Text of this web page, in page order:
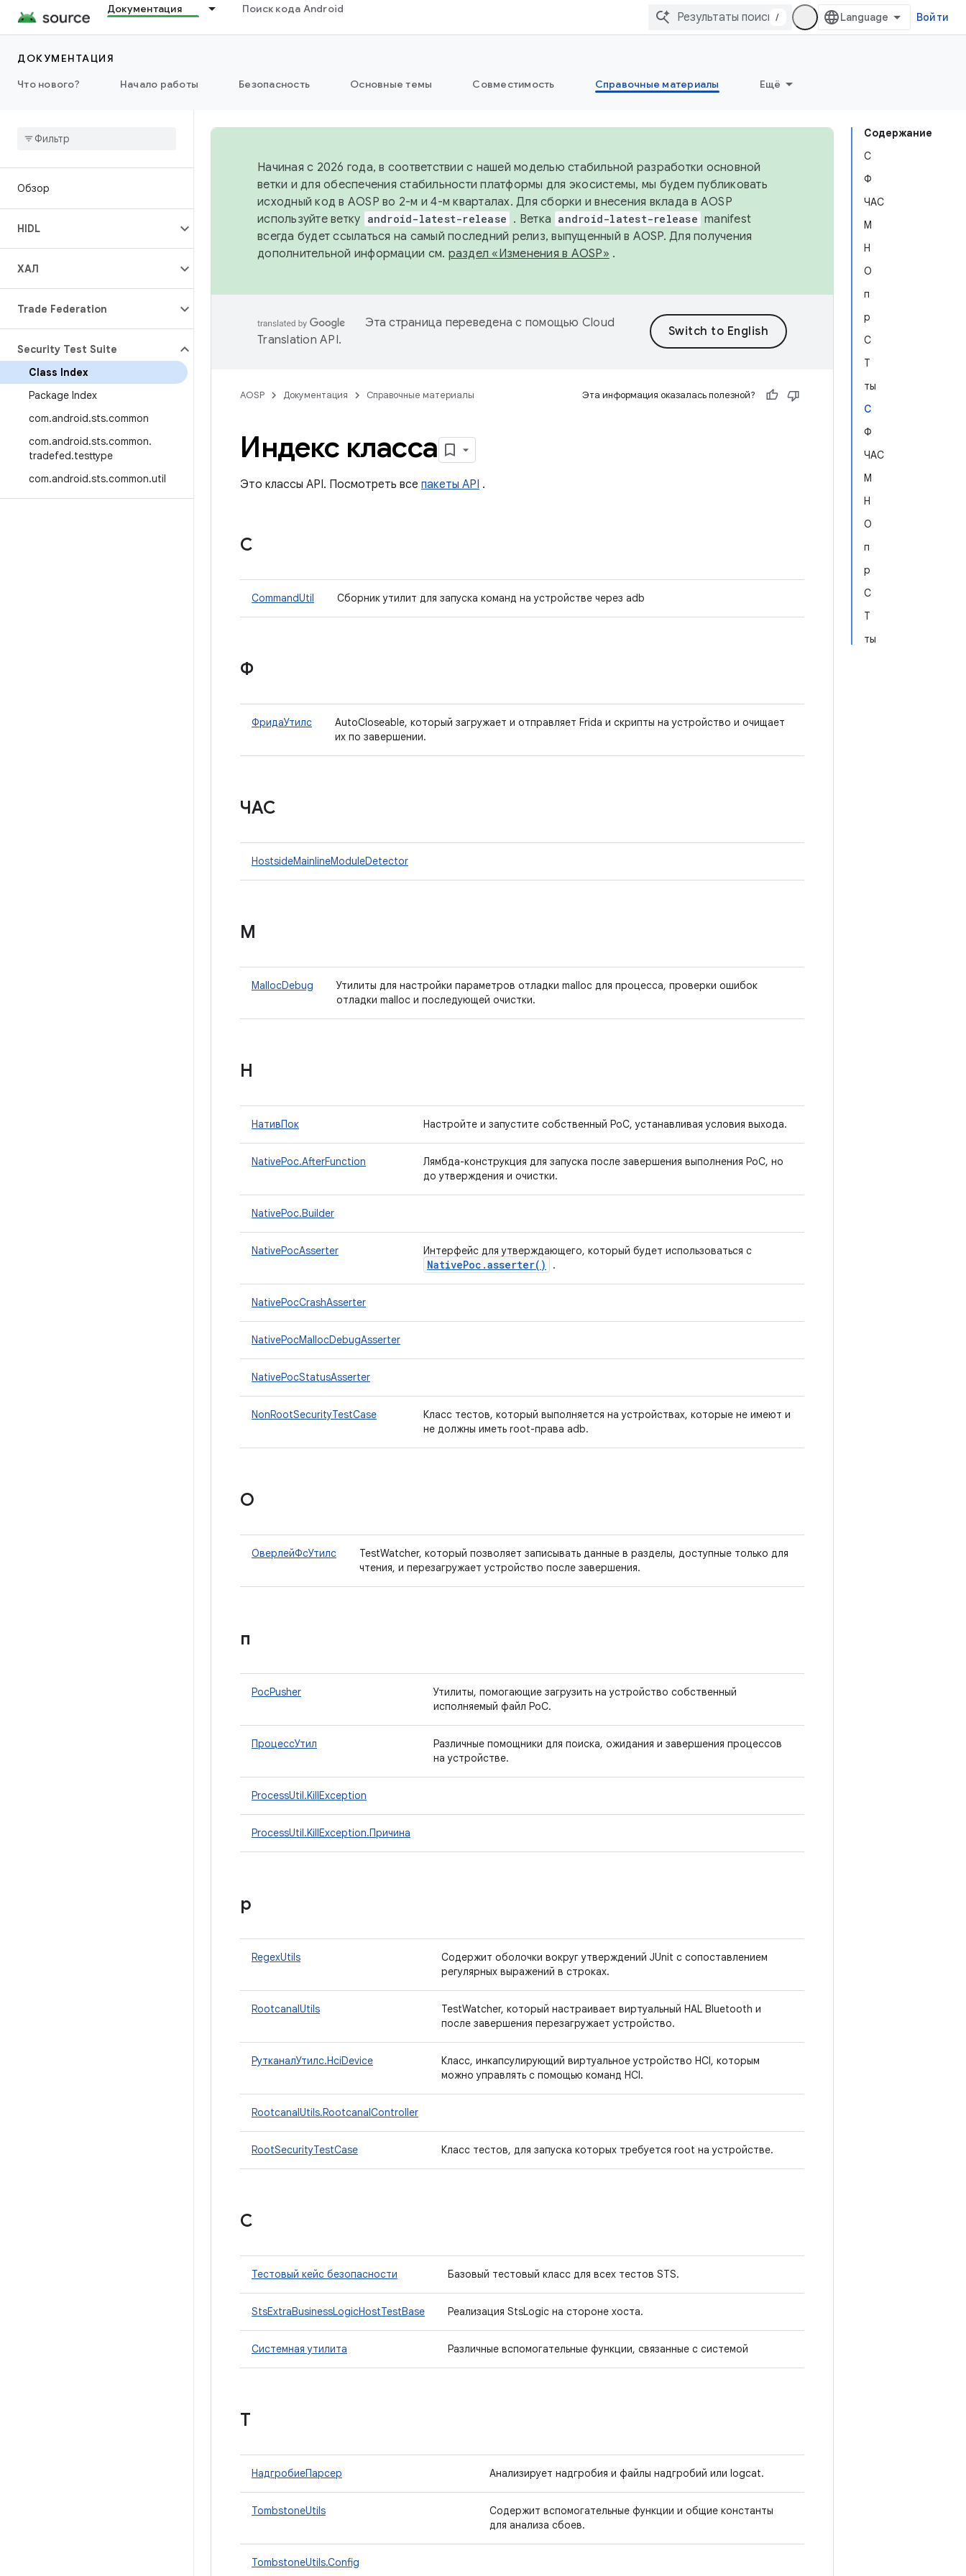
Документация Поиск кода Android
/ Войти
ДОКУМЕНТАЦИЯ
Что нового?
Начало работы Безопасность Основные темы Совместимость Справочные материалы Ещё
Обзор
HIDL
ХАЛ
Trade Federation
Security Test Suite
Class Index
Package Index
com.android.sts.common
com.android.sts.common.
tradefed.testtype
com.android.sts.common.util
Содержание
С
Ф
ЧАС
М
Н
О
п
р
С
Т
ты
С
Ф
ЧАС
М
Н
О
п
р
С
Т
ты
Начиная с 2026 года, в соответствии с нашей моделью стабильной разработки основной
ветки и для обеспечения стабильности платформы для экосистемы, мы будем публиковать
исходный код в AOSP во 2-м и 4-м кварталах. Для сборки и внесения вклада в AOSP
используйте ветку android-latest-release . Ветка android-latest-release manifest
всегда будет ссылаться на самый последний релиз, выпущенный в AOSP. Для получения
дополнительной информации см. раздел «Изменения в AOSP» .
Эта страница переведена с помощью Cloud
Translation API.
AOSP Документация Справочные материалы Эта информация оказалась полезной?
Индекс класса
Это классы API. Посмотреть все пакеты API .
С
CommandUtil Сборник утилит для запуска команд на устройстве через adb
Ф
ФридаУтилс
AutoCloseable, который загружает и отправляет Frida и скрипты на устройство и очищает
их по завершении.
ЧАС
HostsideMainlineModuleDetector
М
MallocDebug
Утилиты для настройки параметров отладки malloc для процесса, проверки ошибок
отладки malloc и последующей очистки.
Н
НативПок Настройте и запустите собственный PoC, устанавливая условия выхода.
NativePoc.AfterFunction
Лямбда-конструкция для запуска после завершения выполнения PoC, но
до утверждения и очистки.
NativePoc.Builder
NativePocAsserter Интерфейс для утверждающего, который будет использоваться с
NativePoc .asserter( ) .
NativePocCrashAsserter
NativePocMallocDebugAsserter
NativePocStatusAsserter
NonRootSecurityTestCase
Класс тестов, который выполняется на устройствах, которые не имеют и
не должны иметь root-права adb.
О
ОверлейФсУтилс
TestWatcher, который позволяет записывать данные в разделы, доступные только для
чтения, и перезагружает устройство после завершения.
п
PocPusher
Утилиты, помогающие загрузить на устройство собственный
исполняемый файл PoC.
ПроцессУтил
Различные помощники для поиска, ожидания и завершения процессов
на устройстве.
ProcessUtil.KillException
ProcessUtil.KillException.Причина
р
RegexUtils
Содержит оболочки вокруг утверждений JUnit с сопоставлением
регулярных выражений в строках.
RootcanalUtils
TestWatcher, который настраивает виртуальный HAL Bluetooth и
после завершения перезагружает устройство.
РутканалУтилс.HciDevice
Класс, инкапсулирующий виртуальное устройство HCI, которым
можно управлять с помощью команд HCI.
RootcanalUtils.RootcanalController
RootSecurityTestCase Класс тестов, для запуска которых требуется root на устройстве.
С
Тестовый кейс безопасности Базовый тестовый класс для всех тестов STS.
StsExtraBusinessLogicHostTestBase Реализация StsLogic на стороне хоста.
Системная утилита Различные вспомогательные функции, связанные с системой
Т
НадгробиеПарсер Анализирует надгробия и файлы надгробий или logcat.
TombstoneUtils
Содержит вспомогательные функции и общие константы
для анализа сбоев.
TombstoneUtils.Config